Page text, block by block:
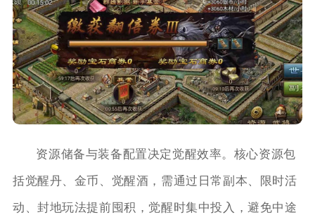
资源储备与装备配置决定觉醒效率。核心资源包
括觉醒丹、金币、觉醒酒，需通过日常副本、限时活
动、封地玩法提前囤积，觉醒时集中投入，避免中途